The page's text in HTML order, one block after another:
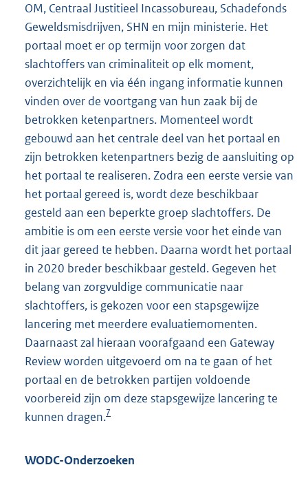
OM, Centraal Justitieel Incassobureau, Schadefonds
Geweldsmisdrijven, SHN en mijn ministerie. Het
portaal moet er op termijn voor zorgen dat
slachtoffers van criminaliteit op elk moment,
overzichtelijk en via één ingang informatie kunnen
vinden over de voortgang van hun zaak bij de
betrokken ketenpartners. Momenteel wordt
gebouwd aan het centrale deel van het portaal en
zijn betrokken ketenpartners bezig de aansluiting op
het portaal te realiseren. Zodra een eerste versie van
het portaal gereed is, wordt deze beschikbaar
gesteld aan een beperkte groep slachtoffers. De
ambitie is om een eerste versie voor het einde van
dit jaar gereed te hebben. Daarna wordt het portaal
in 2020 breder beschikbaar gesteld. Gegeven het
belang van zorgvuldige communicatie naar
slachtoffers, is gekozen voor een stapsgewijze
lancering met meerdere evaluatiemomenten.
Daarnaast zal hieraan voorafgaand een Gateway
Review worden uitgevoerd om na te gaan of het
portaal en de betrokken partijen voldoende
voorbereid zijn om deze stapsgewijze lancering te
kunnen dragen.7
WODC-Onderzoeken